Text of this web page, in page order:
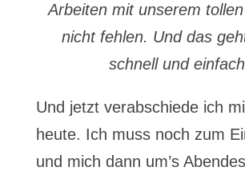
Arbeiten mit unserem
nicht fehlen. Und das
schnell und
Und jetzt verabschiede ich
heute. Ich muss noch zum
und mich dann um’s